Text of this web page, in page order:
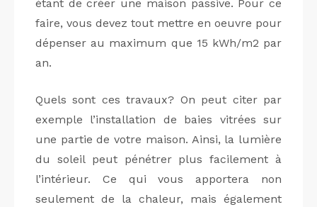
étant de créer une maison passive. Pour ce
faire, vous devez tout mettre en oeuvre pour
dépenser au maximum que 15 kWh/m2 par
an.
Quels sont ces travaux? On peut citer par
exemple l’installation de baies vitrées sur
une partie de votre maison. Ainsi, la lumière
du soleil peut pénétrer plus facilement à
l’intérieur. Ce qui vous apportera non
seulement de la chaleur, mais également